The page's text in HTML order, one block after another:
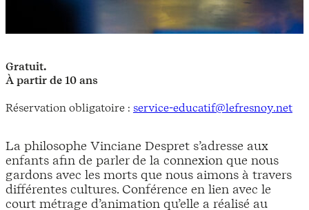
Gratuit.
À partir de 10 ans
Réservation obligatoire : service-educatif@lefresnoy.net
La philosophe Vinciane Despret s’adresse aux
enfants afin de parler de la connexion que nous
gardons avec les morts que nous aimons à travers
différentes cultures. Conférence en lien avec le
court métrage d’animation qu’elle a réalisé au